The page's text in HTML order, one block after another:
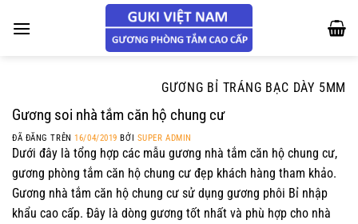
đến
GƯƠNG BỈ TRÁNG BẠC DÀY 5MM
Gương soi nhà tắm căn hộ chung cư
ĐÃ ĐĂNG TRÊN16/04/2019 BỞI SUPER ADMIN
Dưới đây là tổng hợp các mẫu gương nhà tắm căn hộ chung cư,
gương phòng tắm căn hộ chung cư đẹp khách hàng tham khảo.
Gương nhà tắm căn hộ chung cư sử dụng gương phôi Bỉ nhập
khẩu cao cấp. Đây là dòng gương tốt nhất và phù hợp cho nhà